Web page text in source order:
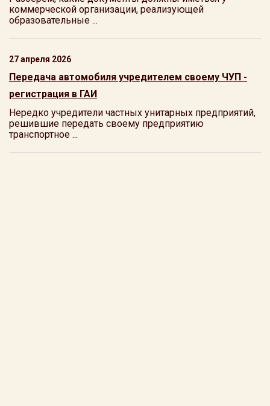
коммерческой организации, реализующей
образовательные ...
27 апреля 2026
Передача автомобиля учредителем своему ЧУП -
регистрация в ГАИ
Нередко учредители частных унитарных предприятий,
решившие передать своему предприятию
транспортное ...